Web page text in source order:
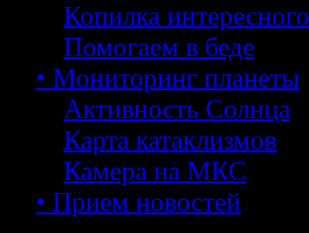
Копилка интересного
Помогаем в беде
• Мониторинг планеты
Активность Солнца
Карта катаклизмов
Камера на МКС
• Прием новостей